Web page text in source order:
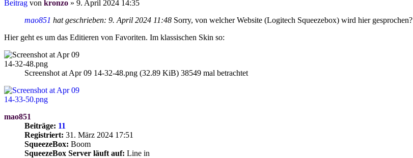
Beitrag von kronzo » 9. April 2024 14:35
mao851 hat geschrieben: 9. April 2024 11:48 Sorry, von welcher Website (Logitech Squeezebox) wird hier gesprochen?
Hier geht es um das Editieren von Favoriten. Im klassischen Skin so:
Screenshot at Apr 09 14-32-48.png (32.89 KiB) 38549 mal betrachtet
mao851
Beiträge: 11
Registriert: 31. März 2024 17:51
SqueezeBox: Boom
SqueezeBox Server läuft auf: Line in